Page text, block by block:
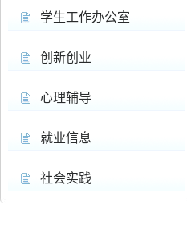
学生工作办公室
创新创业
心理辅导
就业信息
社会实践